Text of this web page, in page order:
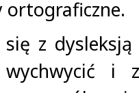
ortograficzne.
z
i